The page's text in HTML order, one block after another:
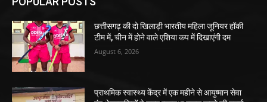
छत्तीसगढ़ की दो खिलाड़ी भारतीय महिला जूनियर हॉकी
टीम में, चीन में होने वाले एशिया कप में दिखाएंगी दम
August 6, 2026
प्राथमिक स्वास्थ्य केंद्र में एक महीने से आयुष्मान सेवा